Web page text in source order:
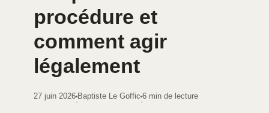
procédure et
comment agir
légalement
27 juin 2026
·
Baptiste Le Goffic
·
6 min de lecture